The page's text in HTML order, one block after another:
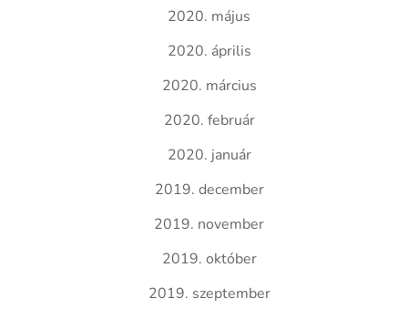
2020. május
2020. április
2020. március
2020. február
2020. január
2019. december
2019. november
2019. október
2019. szeptember